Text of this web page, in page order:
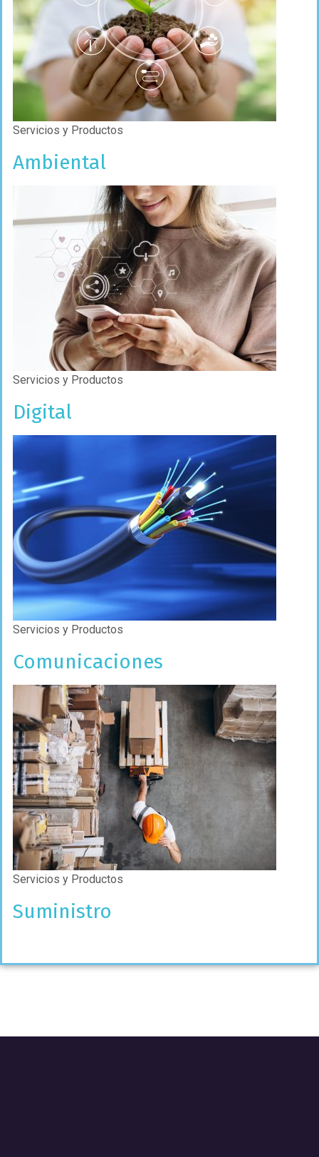
Servicios y Productos
Ambiental
Servicios y Productos
Digital
Servicios y Productos
Comunicaciones
Servicios y Productos
Suministro